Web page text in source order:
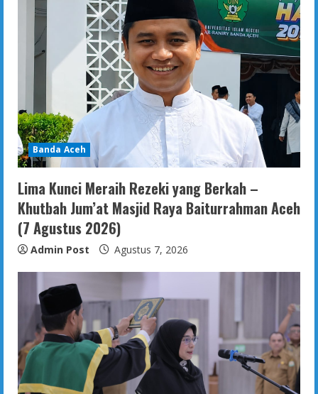
Banda Aceh
Lima Kunci Meraih Rezeki yang Berkah –
Khutbah Jum’at Masjid Raya Baiturrahman Aceh
(7 Agustus 2026)
Admin Post Agustus 7, 2026